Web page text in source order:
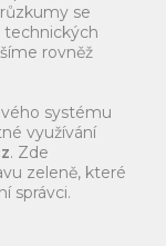
se
rovněž
systému
využívání
. Zde
zeleně, které
správci.